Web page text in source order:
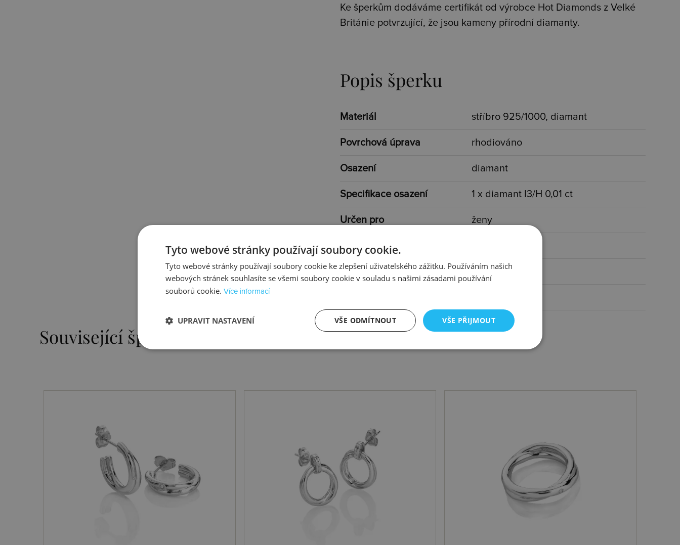
Ke šperkům dodáváme certifikát od výrobce Hot Diamonds z Velké
Británie potvrzující, že jsou kameny přírodní diamanty.
Popis šperku
Materiál stříbro 925/1000, diamant
Povrchová úprava rhodiováno
Osazení diamant
Specifikace osazení 1 x diamant I3/H 0,01 ct
Určen pro ženy
Typ
Barva stříbrná, čirá
Související šperky
Tyto webové stránky používají soubory cookie.
Tyto webové stránky používají soubory cookie ke zlepšení uživatelského zážitku. Používáním našich
webových stránek souhlasíte se všemi soubory cookie v souladu s našimi zásadami používání
souborů cookie. Více informací
VŠE PŘIJMOUT
VŠE ODMÍTNOUT
UPRAVIT NASTAVENÍ